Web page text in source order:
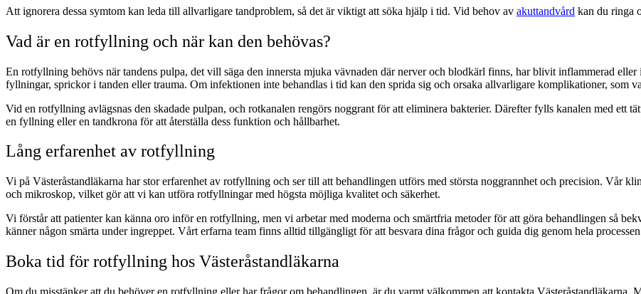
Att ignorera dessa symtom kan leda till allvarligare tandproblem, så det är viktigt att söka hjälp i tid. Vid behov av akuttandvård kan du ringa
Vad är en rotfyllning och när kan den behövas?
En rotfyllning behövs när tandens pulpa, det vill säga den innersta mjuka vävnaden där nerver och blodkärl finns, har blivit inflammerad
fyllningar, sprickor i tanden eller trauma. Om infektionen inte behandlas i tid kan den sprida sig och orsaka allvarligare komplikationer, som
Vid en rotfyllning avlägsnas den skadade pulpan, och rotkanalen rengörs noggrant för att eliminera bakterier. Därefter fylls kanalen med ett
en fyllning eller en tandkrona för att återställa dess funktion och hållbarhet.
Lång erfarenhet av rotfyllning
Vi på Västeråstandläkarna har stor erfarenhet av rotfyllning och ser till att behandlingen utförs med största noggrannhet och precision. Vår
och mikroskop, vilket gör att vi kan utföra rotfyllningar med högsta möjliga kvalitet och säkerhet.
Vi förstår att patienter kan känna oro inför en rotfyllning, men vi arbetar med moderna och smärtfria metoder för att göra behandlingen så
känner någon smärta under ingreppet. Vårt erfarna team finns alltid tillgängligt för att besvara dina frågor och guida dig genom hela
Boka tid för rotfyllning hos Västeråstandläkarna